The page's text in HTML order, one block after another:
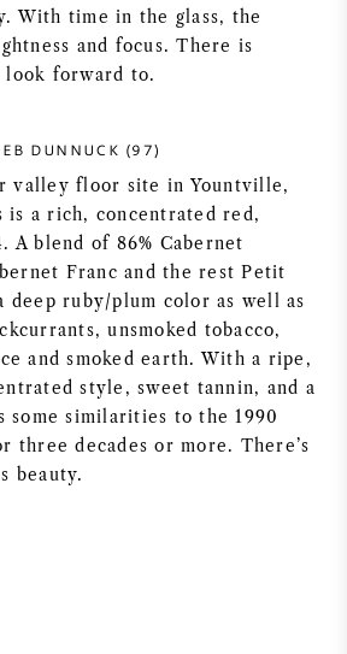
With time in the glass, the
and focus. There is
forward to.
DUNNUCK (97)
valley floor site in Yountville,
is a rich, concentrated red,
A blend of 86% Cabernet
Franc and the rest Petit
deep ruby/plum color as well as
unsmoked tobacco,
and smoked earth. With a ripe,
style, sweet tannin, and a
some similarities to the 1990
three decades or more. There’s
beauty.